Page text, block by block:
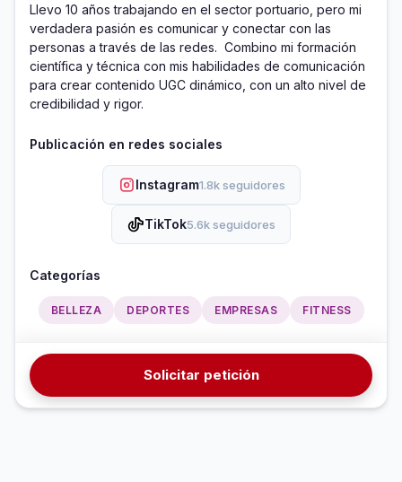
Llevo 10 años trabajando en el sector portuario, pero mi
verdadera pasión es comunicar y conectar con las
personas a través de las redes.  Combino mi formación
científica y técnica con mis habilidades de comunicación
para crear contenido UGC dinámico, con un alto nivel de
credibilidad y rigor.
Publicación en redes sociales
Instagram1.8k seguidores
TikTok5.6k seguidores
Categorías
BELLEZA DEPORTES EMPRESAS FITNESS
Solicitar petición